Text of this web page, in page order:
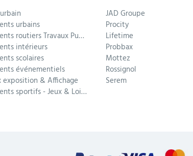
urbains
Équipements routiers Travaux Publics
intérieurs
scolaires
événementiels
exposition & Affichage
Équipements sportifs - Jeux & Loisirs
JAD Groupe
Procity
Lifetime
Probbax
Mottez
Rossignol
Serem